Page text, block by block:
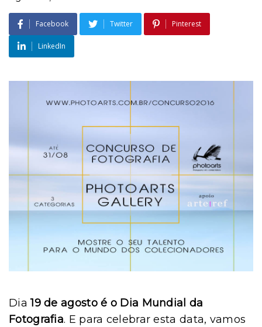
Facebook Twitter Pinterest
LinkedIn
Dia19 de agosto é o Dia Mundial da
Fotografia. E para celebrar esta data, vamos